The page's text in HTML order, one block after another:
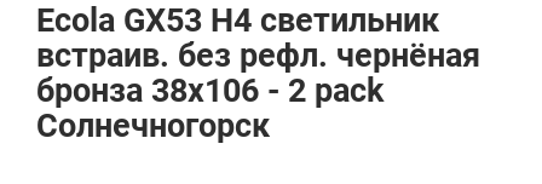
Ecola GX53 H4 светильник
встраив. без рефл. чернёная
бронза 38х106 - 2 pack
Солнечногорск